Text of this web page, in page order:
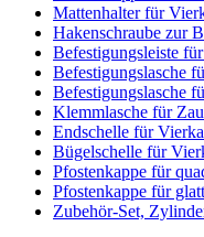
Mattenhalter für
Hakenschraube zur
Befestigungsleiste
Befestigungslasche
Befestigungslasche
Klemmlasche für
Endschelle für
Bügelschelle für
Pfostenkappe für
Pfostenkappe für
Zubehör-Set,